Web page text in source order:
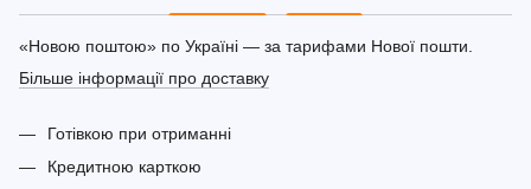
«Новою поштою» по Україні — за тарифами Нової пошти.
Більше інформації про доставку
Готівкою при отриманні
Кредитною карткою